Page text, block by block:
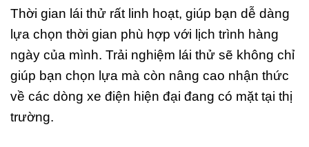
Thời gian lái thử rất linh hoạt, giúp bạn dễ dàng
lựa chọn thời gian phù hợp với lịch trình hàng
ngày của mình. Trải nghiệm lái thử sẽ không chỉ
giúp bạn chọn lựa mà còn nâng cao nhận thức
về các dòng xe điện hiện đại đang có mặt tại thị
trường.